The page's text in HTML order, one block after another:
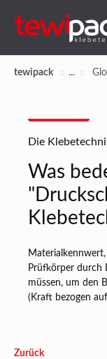
tewipack
Die
Was
Prüfkörper durch
müssen, um den
(Kraft bezogen
Zurück